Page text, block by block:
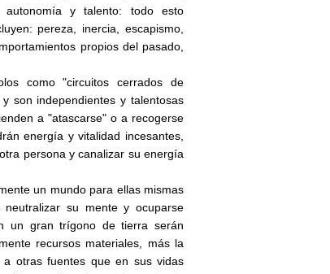
autonomía y talento: todo esto
pereza, inercia, escapismo,
propios del pasado,
como "circuitos cerrados de
son independientes y talentosas
a "atascarse" o a recogerse
energía y vitalidad incesantes,
persona y canalizar su energía
un mundo para ellas mismas
su mente y ocuparse
un gran trígono de tierra serán
recursos materiales, más la
otras fuentes que en sus vidas